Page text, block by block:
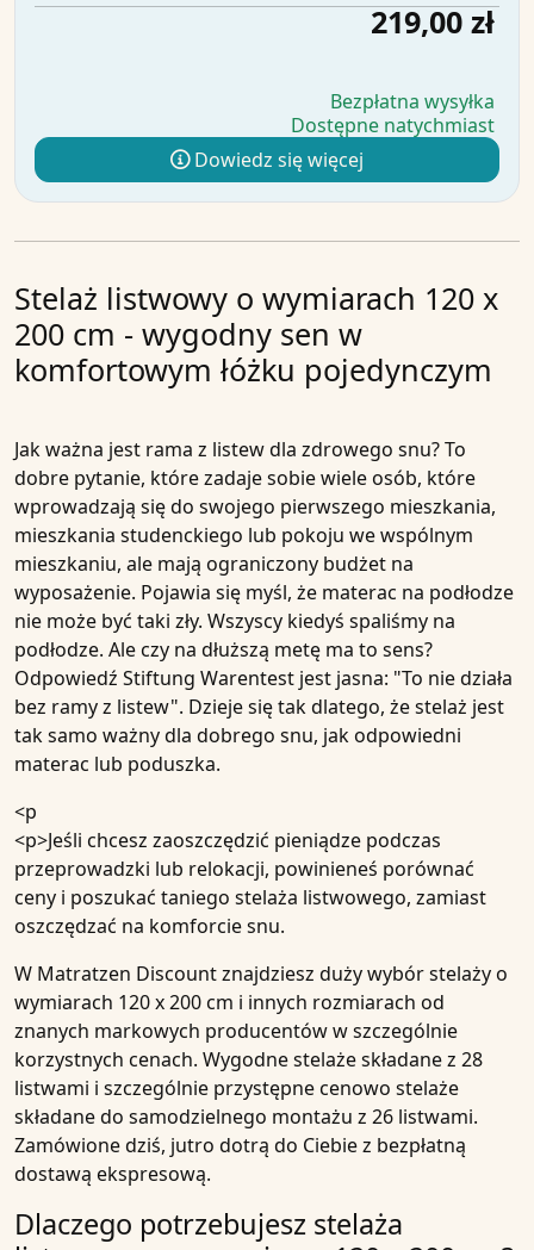
219,00 zł
Bezpłatna wysyłka
Dostępne natychmiast
Dowiedz się więcej
Stelaż listwowy o wymiarach 120 x
200 cm - wygodny sen w
komfortowym łóżku pojedynczym
Jak ważna jest rama z listew dla zdrowego snu? To
dobre pytanie, które zadaje sobie wiele osób, które
wprowadzają się do swojego pierwszego mieszkania,
mieszkania studenckiego lub pokoju we wspólnym
mieszkaniu, ale mają ograniczony budżet na
wyposażenie. Pojawia się myśl, że materac na podłodze
nie może być taki zły. Wszyscy kiedyś spaliśmy na
podłodze. Ale czy na dłuższą metę ma to sens?
Odpowiedź Stiftung Warentest jest jasna: "To nie działa
bez ramy z listew". Dzieje się tak dlatego, że stelaż jest
tak samo ważny dla dobrego snu, jak odpowiedni
materac lub poduszka.
<p
<p>Jeśli chcesz zaoszczędzić pieniądze podczas
przeprowadzki lub relokacji, powinieneś porównać
ceny i poszukać taniego stelaża listwowego, zamiast
oszczędzać na komforcie snu.
W Matratzen Discount znajdziesz duży wybór stelaży o
wymiarach 120 x 200 cm i innych rozmiarach od
znanych markowych producentów w szczególnie
korzystnych cenach. Wygodne stelaże składane z 28
listwami i szczególnie przystępne cenowo stelaże
składane do samodzielnego montażu z 26 listwami.
Zamówione dziś, jutro dotrą do Ciebie z bezpłatną
dostawą ekspresową.
Dlaczego potrzebujesz stelaża